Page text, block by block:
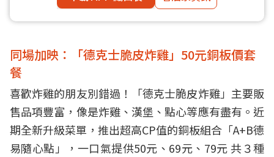
同場加映：「德克士脆皮炸雞」50元銅板價套
餐
喜歡炸雞的朋友別錯過！「德克士脆皮炸雞」主要販
售品項豐富，像是炸雞、漢堡、點心等應有盡有。近
期全新升級菜單，推出超高CP值的銅板組合「A+B德
易隨心點」，一口氣提供50元、69元、79元 共３種